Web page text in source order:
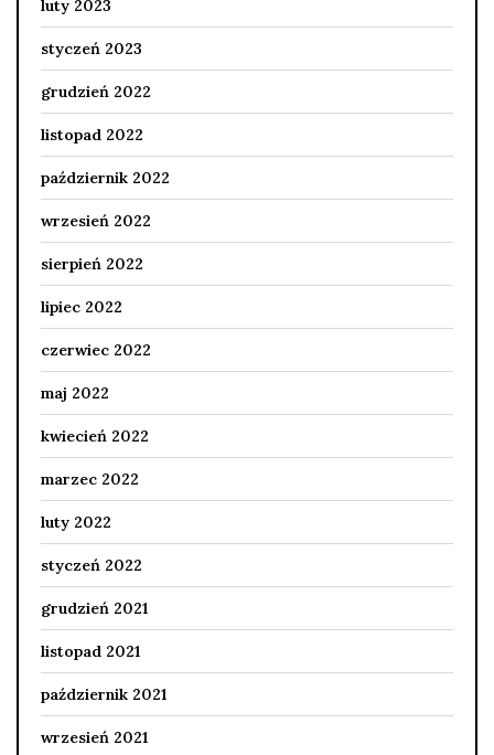
luty 2023
styczeń 2023
grudzień 2022
listopad 2022
październik 2022
wrzesień 2022
sierpień 2022
lipiec 2022
czerwiec 2022
maj 2022
kwiecień 2022
marzec 2022
luty 2022
styczeń 2022
grudzień 2021
listopad 2021
październik 2021
wrzesień 2021